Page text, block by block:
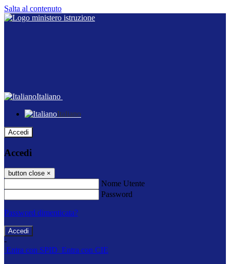
Salta al contenuto
Italiano
Italiano
Accedi
Accedi
button close ×
Nome Utente
Password
Password dimenticata?
-
Entra con SPID Entra con CIE